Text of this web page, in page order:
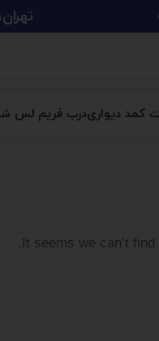
کمد دیواریدرب فریم لس
It seems we can’t